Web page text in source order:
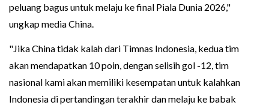
peluang bagus untuk melaju ke final Piala Dunia 2026,"
ungkap media China.
"Jika China tidak kalah dari Timnas Indonesia, kedua tim
akan mendapatkan 10 poin, dengan selisih gol -12, tim
nasional kami akan memiliki kesempatan untuk kalahkan
Indonesia di pertandingan terakhir dan melaju ke babak